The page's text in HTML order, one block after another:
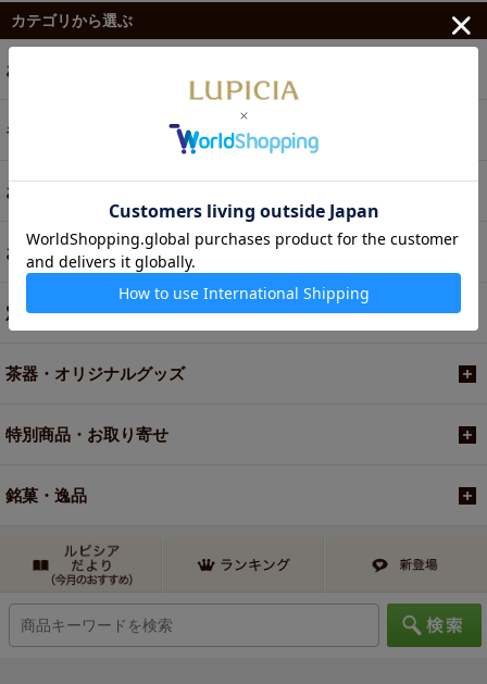
カテゴリから選ぶ
お茶
ギフト
お菓子・食品・飲料
お買い得商品
定期便
茶器・オリジナルグッズ
特別商品・お取り寄せ
銘菓・逸品